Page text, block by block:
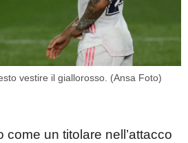
vestire il giallorosso. (Ansa Foto)
come un titolare nell’attacco